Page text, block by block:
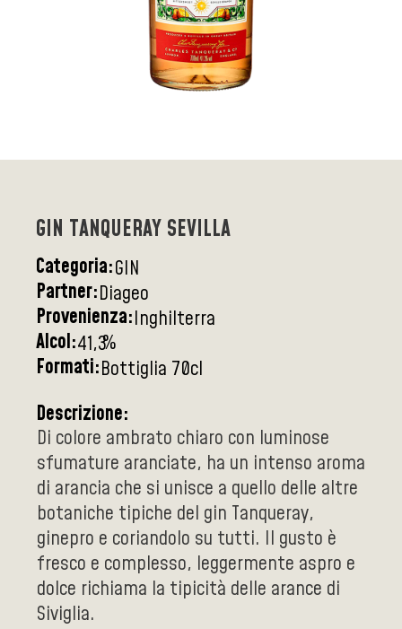
GIN TANQUERAY SEVILLA
Categoria:GIN
Partner:Diageo
Provenienza:Inghilterra
Alcol:41,3%
Formati:Bottiglia 70cl
Descrizione:
Di colore ambrato chiaro con luminose
sfumature aranciate, ha un intenso aroma
di arancia che si unisce a quello delle altre
botaniche tipiche del gin Tanqueray,
ginepro e coriandolo su tutti. Il gusto è
fresco e complesso, leggermente aspro e
dolce richiama la tipicità delle arance di
Siviglia.